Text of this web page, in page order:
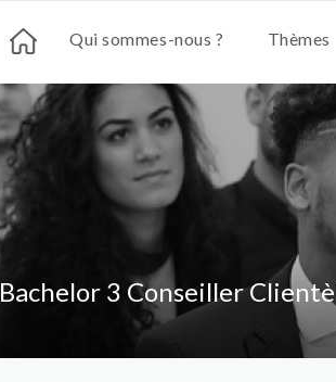
Qui sommes-nous ? Thèmes
Bachelor 3 Conseiller